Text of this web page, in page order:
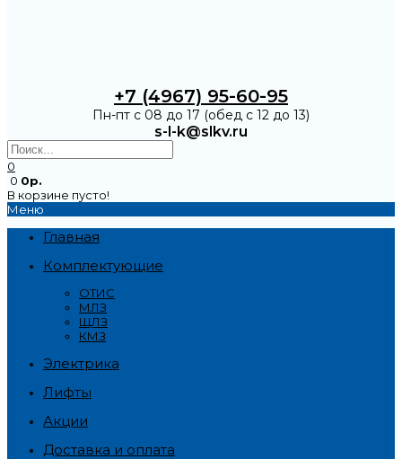
+7 (4967) 95-60-95
Пн-пт с 08 до 17 (обед с 12 до 13)
s-l-k@slkv.ru
0
0 0р.
В корзине пусто!
Меню
Главная
Комплектующие
ОТИС
МЛЗ
ЩЛЗ
КМЗ
Электрика
Лифты
Акции
Доставка и оплата